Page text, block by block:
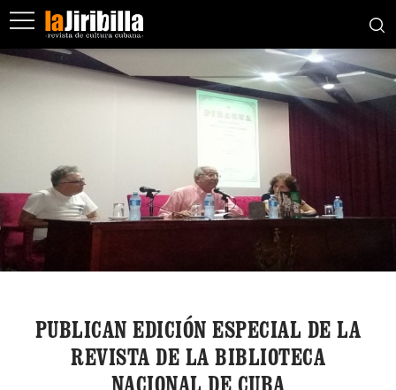
PUBLICAN EDICIÓN ESPECIAL DE LA
REVISTA DE LA BIBLIOTECA
NACIONAL DE CUBA